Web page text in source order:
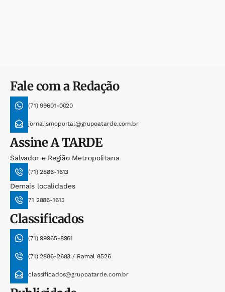
Fale com a Redação
(71) 99601-0020
jornalismoportal@grupoatarde.com.br
AssineA TARDE
Salvador e Região Metropolitana
(71) 2886-1613
Demais localidades
71 2886-1613
Classificados
(71) 99965-8961
(71) 2886-2683 / Ramal 8526
classificados@grupoatarde.com.br